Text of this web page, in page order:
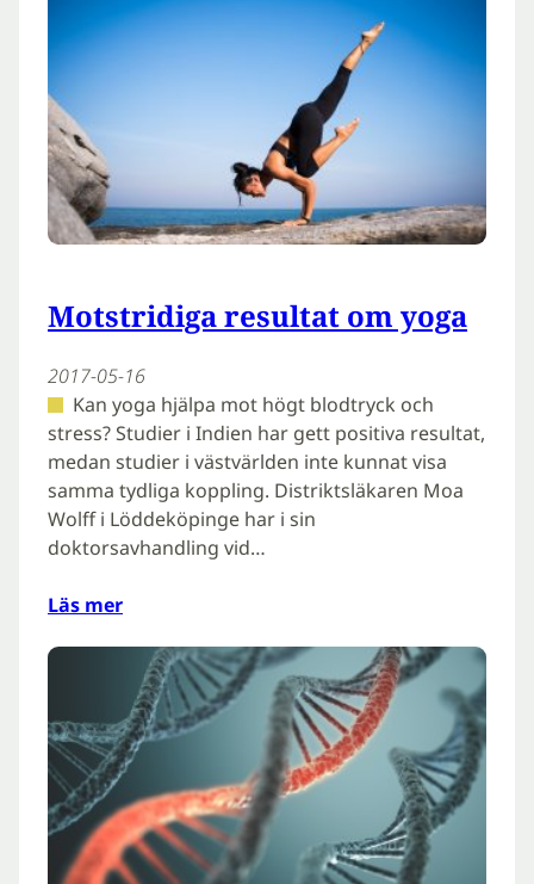
Motstridiga resultat om yoga
2017-05-16
Kan yoga hjälpa mot högt blodtryck och
stress? Studier i Indien har gett positiva resultat,
medan studier i västvärlden inte kunnat visa
samma tydliga koppling. Distriktsläkaren Moa
Wolff i Löddeköpinge har i sin
doktorsavhandling vid…
Läs mer